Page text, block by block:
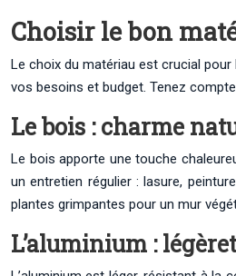
Choisir le bon
Le choix du matériau est crucial
vos besoins et budget. Tenez
Le bois : charme
Le bois apporte une touche
un entretien régulier : lasure,
plantes grimpantes pour un mur
L’aluminium :